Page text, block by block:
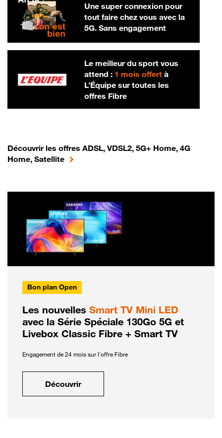
Une super connexion pour
tout faire chez vous avec la
5G. Sans engagement
Le meilleur du sport vous
attend : 1 mois offertà
L’Équipe sur toutes les
offres Fibre
Découvrir les offres ADSL, VDSL2, 5G+ Home, 4G
Home, Satellite
Bon plan Open
Les nouvelles Smart TV Mini LED
avec la Série Spéciale 130Go 5G et
Livebox Classic Fibre + Smart TV
Engagement de 24 mois sur l'offre Fibre
Découvrir